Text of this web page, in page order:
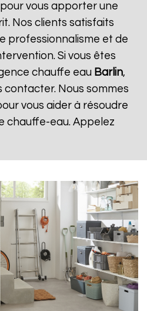
vous apporter une
Nos clients satisfaits
professionnalisme et de
Si vous êtes
chauffe eau Barlin,
contacter. Nous sommes
vous aider à résoudre
chauffe-eau. Appelez